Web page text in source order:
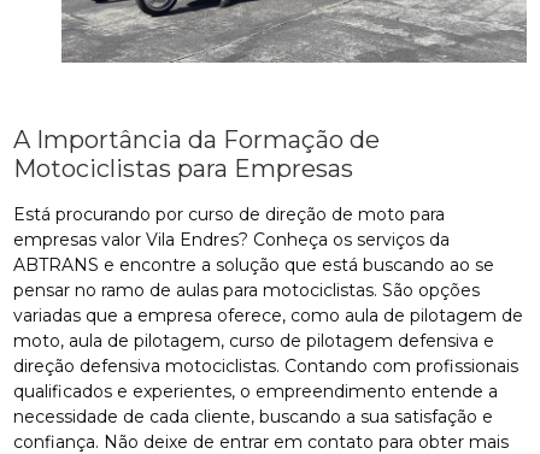
A Importância da Formação de
Motociclistas para Empresas
Está procurando por curso de direção de moto para
empresas valor Vila Endres? Conheça os serviços da
ABTRANS e encontre a solução que está buscando ao se
pensar no ramo de aulas para motociclistas. São opções
variadas que a empresa oferece, como aula de pilotagem de
moto, aula de pilotagem, curso de pilotagem defensiva e
direção defensiva motociclistas. Contando com profissionais
qualificados e experientes, o empreendimento entende a
necessidade de cada cliente, buscando a sua satisfação e
confiança. Não deixe de entrar em contato para obter mais